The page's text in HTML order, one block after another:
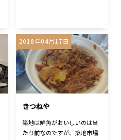
2018年04月17日
きつねや
築地は鮮魚がおいしいのは当
たり前なのですが、築地市場